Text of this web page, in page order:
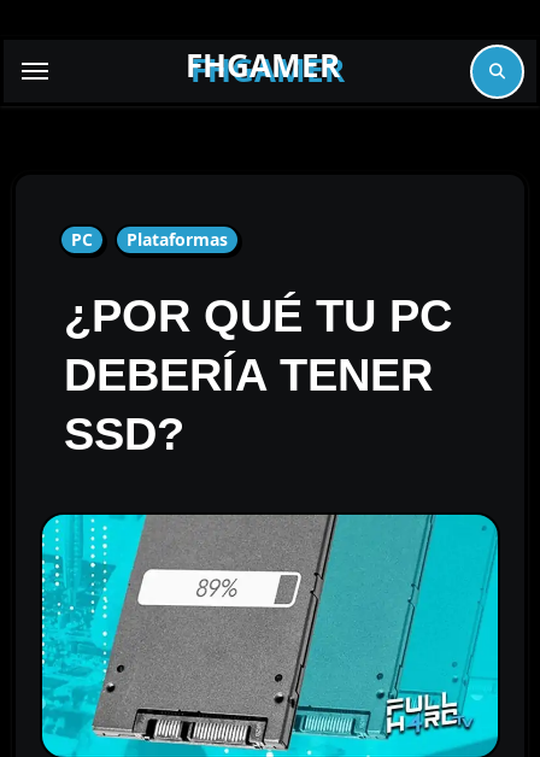
FHGAMER
PC Plataformas
¿POR QUÉ TU PC
DEBERÍA TENER
SSD?